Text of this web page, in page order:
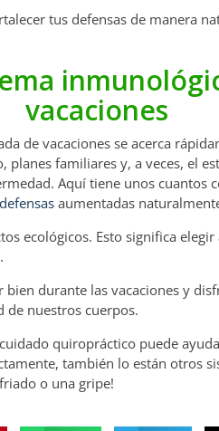
tus defensas de manera
vacaciones
de vacaciones se acerca
familiares y, a veces, el
Aquí tiene unos cuantos
defensas aumentadas
ecológicos. Esto significa
durante las vacaciones y
nuestros cuerpos.
quiropráctico puede
también lo están otros
o una gripe!